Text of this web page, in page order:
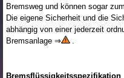
Bremsweg und können sogar
Die eigene Sicherheit und die
abhängig von einer jederzeit
Bremsanlage ⇒
.
Bremsflüssigkeitsspezifikation